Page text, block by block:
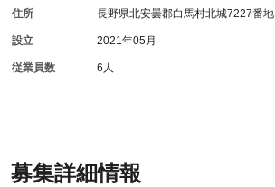
募集詳細情報
住所 長野県北安曇郡白馬村北城7227番地
設立 2021年05月
従業員数 6人